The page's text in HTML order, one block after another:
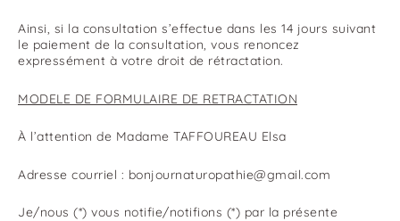
Ainsi, si la consultation s’effectue dans les 14 jours suivant
le paiement de la consultation, vous renoncez
expressément à votre droit de rétractation.
MODELE DE FORMULAIRE DE RETRACTATION
À l’attention de Madame TAFFOUREAU Elsa
Adresse courriel : bonjournaturopathie@gmail.com
Je/nous (*) vous notifie/notifions (*) par la présente